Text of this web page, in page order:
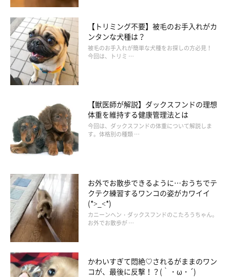
【トリミング不要】被毛のお手入れがカ
ンタンな犬種は？
被毛のお手入れが簡単な犬種をお探しの方必見！
今回は、トリミ …
【獣医師が解説】ダックスフンドの理想
体重を維持する健康管理法とは
今回は、ダックスフンドの体重について解説しま
す。体格別の種類 …
お外でお散歩できるように…おうちでテ
クテク練習するワンコの姿がカワイイ
(*>_<*)
カニーンヘン・ダックスフンドのこたろうちゃん。
お外でお散歩が …
かわいすぎて悶絶♡されるがままのワン
コが、最後に反撃！？(｀・ω・´)